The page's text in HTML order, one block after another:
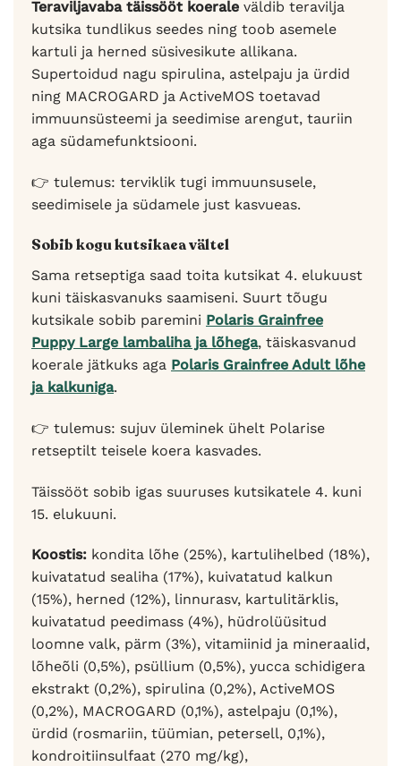
Teraviljavaba täissööt koerale väldib teravilja
kutsika tundlikus seedes ning toob asemele
kartuli ja herned süsivesikute allikana.
Supertoidud nagu spirulina, astelpaju ja ürdid
ning MACROGARD ja ActiveMOS toetavad
immuunsüsteemi ja seedimise arengut, tauriin
aga südamefunktsiooni.
👉 tulemus: terviklik tugi immuunsusele,
seedimisele ja südamele just kasvueas.
Sobib kogu kutsikaea vältel
Sama retseptiga saad toita kutsikat 4. elukuust
kuni täiskasvanuks saamiseni. Suurt tõugu
kutsikale sobib paremini Polaris Grainfree
Puppy Large lambaliha ja lõhega, täiskasvanud
koerale jätkuks aga Polaris Grainfree Adult lõhe
ja kalkuniga.
👉 tulemus: sujuv üleminek ühelt Polarise
retseptilt teisele koera kasvades.
Täissööt sobib igas suuruses kutsikatele 4. kuni
15. elukuuni.
Koostis: kondita lõhe (25%), kartulihelbed (18%),
kuivatatud sealiha (17%), kuivatatud kalkun
(15%), herned (12%), linnurasv, kartulitärklis,
kuivatatud peedimass (4%), hüdrolüüsitud
loomne valk, pärm (3%), vitamiinid ja mineraalid,
lõheõli (0,5%), psüllium (0,5%), yucca schidigera
ekstrakt (0,2%), spirulina (0,2%), ActiveMOS
(0,2%), MACROGARD (0,1%), astelpaju (0,1%),
ürdid (rosmariin, tüümian, petersell, 0,1%),
kondroitiinsulfaat (270 mg/kg),